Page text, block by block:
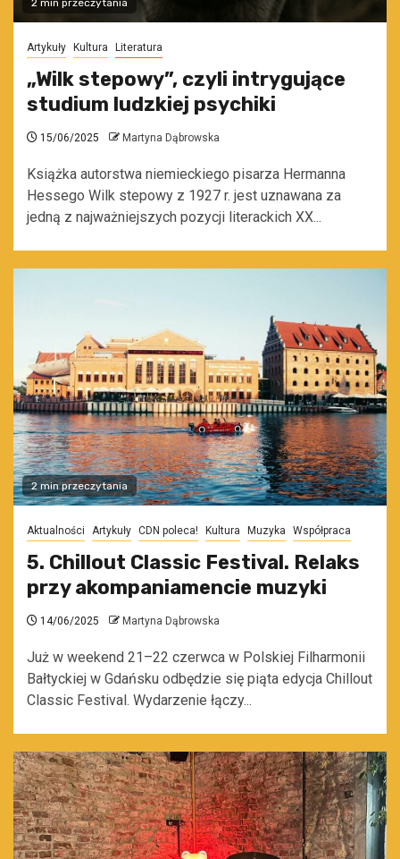
2 min przeczytania
Artykuły Kultura Literatura
„Wilk stepowy”, czyli intrygujące
studium ludzkiej psychiki
15/06/2025 Martyna Dąbrowska
Książka autorstwa niemieckiego pisarza Hermanna
Hessego Wilk stepowy z 1927 r. jest uznawana za
jedną z najważniejszych pozycji literackich XX...
2 min przeczytania
Aktualności Artykuły CDN poleca! Kultura Muzyka Współpraca
5. Chillout Classic Festival. Relaks
przy akompaniamencie muzyki
14/06/2025 Martyna Dąbrowska
Już w weekend 21–22 czerwca w Polskiej Filharmonii
Bałtyckiej w Gdańsku odbędzie się piąta edycja Chillout
Classic Festival. Wydarzenie łączy...